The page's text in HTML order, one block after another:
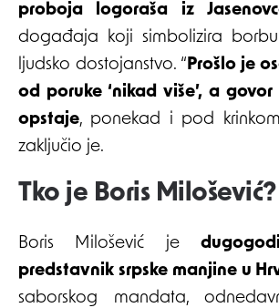
proboja logoraša iz
događaja koji simbolizira
ljudsko dostojanstvo. “Prošlo je
od poruke ‘nikad više’, a
opstaje, ponekad i pod
zaključio je.
Tko je Boris Milošević?
Boris Milošević je
predstavnik srpske manjine u
saborskog mandata,